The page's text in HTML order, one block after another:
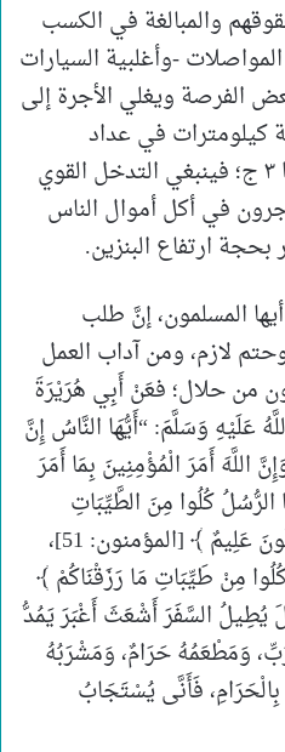
والمبالغة في الكسب
-وأغلبية السيارات
الفرصة ويغلي الأجرة إلى
كيلومترات في عداد
السيارة بالغاز أعتقد تكلفتها ٣ ج؛ فينبغي التدخل القوي
في أكل أموال الناس
بحجة ارتفاع البنزين.
المسلمون، إنَّ طلب
لازم، ومن آداب العمل
من حلال؛ فعَنْ أَبِي هُرَيْرَةَ
عَلَيْهِ وَسَلَّمَ: “أَيُّهَا النَّاسُ إِنَّ
اللَّهَ أَمَرَ الْمُؤْمِنِينَ بِمَا أَمَرَ
الرُّسُلُ كُلُوا مِنَ الطَّيِّبَاتِ
وَاعْمَلُوا صَالِحًا إِنِّي بِمَا تَعْمَلُونَ عَلِيمٌ ﴾ [المؤمنون: 51]،
مِنْ طَيِّبَاتِ مَا رَزَقْنَاكُمْ ﴾
الرَّجُلَ يُطِيلُ السَّفَرَ أَشْعَثَ أَغْبَرَ يَمُدُّ
وَمَطْعَمُهُ حَرَامٌ، وَمَشْرَبُهُ
فَأَنَّى يُسْتَجَابُ